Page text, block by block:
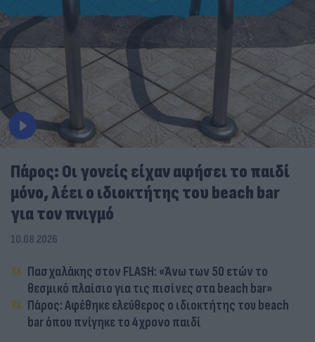
Πάρος: Οι γονείς είχαν αφήσει το παιδί
μόνο, λέει ο ιδιοκτήτης του beach bar
για τον πνιγμό
10.08.2026
Πασχαλάκης στον FLASH: «Άνω των 50 ετών το
θεσμικό πλαίσιο για τις πισίνες στα beach bar»
Πάρος: Αφέθηκε ελεύθερος ο ιδιοκτήτης του beach
bar όπου πνίγηκε το 4χρονο παιδί